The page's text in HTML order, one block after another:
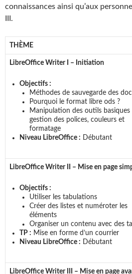
connaissances ainsi qu’aux
III.
THÈME
LibreOffice Writer I – Initiation
Objectifs :
Méthodes de sauvegarde des
Pourquoi le format libre ods ?
Manipulation des outils basiques
gestion des polices, couleurs et
formatage
Niveau LibreOffice : Débutant
LibreOffice Writer II – Mise en page
Objectifs :
Utiliser les tabulations
Créer des listes et numéroter les
éléments
Organiser un contenu avec des
TP : Mise en forme d’un courrier
Niveau LibreOffice : Débutant
LibreOffice Writer III – Mise en page